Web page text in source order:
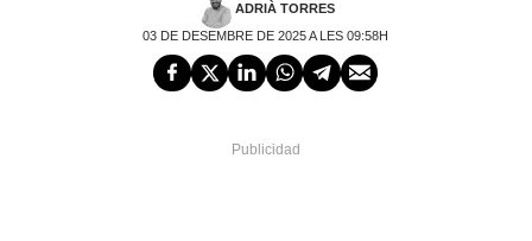
ADRIÀ TORRES
03 DE DESEMBRE DE 2025 A LES 09:58H